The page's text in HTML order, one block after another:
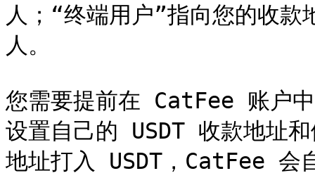
人；“终端用户”指向您的收
人。
您需要提前在 CatFee 账户
设置自己的 USDT 收款地址
地址打入 USDT，CatFee 会